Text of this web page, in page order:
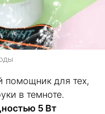
помощник для тех,
в темноте.
5 Вт